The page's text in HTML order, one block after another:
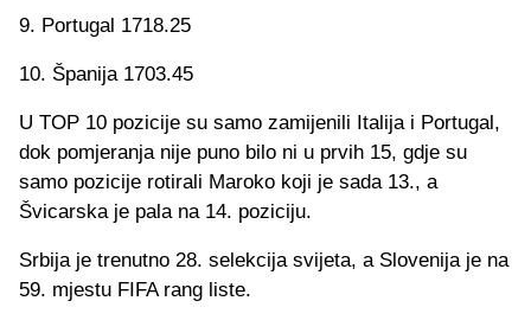
9. Portugal 1718.25
10. Španija 1703.45
U TOP 10 pozicije su samo zamijenili Italija i Portugal,
dok pomjeranja nije puno bilo ni u prvih 15, gdje su
samo pozicije rotirali Maroko koji je sada 13., a
Švicarska je pala na 14. poziciju.
Srbija je trenutno 28. selekcija svijeta, a Slovenija je na
59. mjestu FIFA rang liste.